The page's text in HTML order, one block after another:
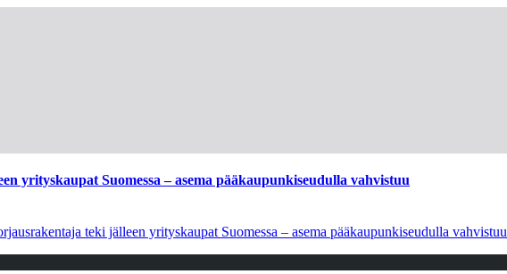
yrityskaupat Suomessa – asema pääkaupunkiseudulla vahvistuu
teki jälleen yrityskaupat Suomessa – asema pääkaupunkiseudulla vahvistuu